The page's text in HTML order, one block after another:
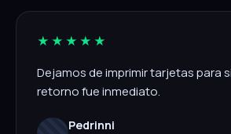
★★★★★
Dejamos de imprimir tarjetas para
retorno fue inmediato.
Pedrinni